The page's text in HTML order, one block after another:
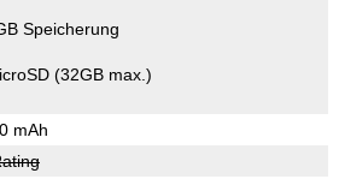
Speicherung
(32GB max.)
mAh